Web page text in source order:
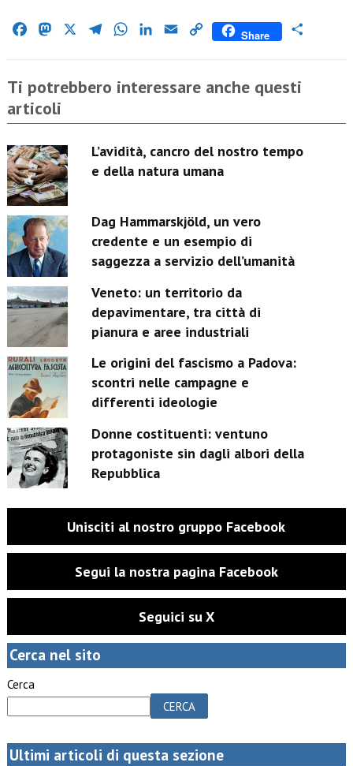
FacebookMastodon TelegramWhatsAppLinkedIn
Email Copy
Share
Ti potrebbero interessare anche questi
articoli
L’avidità, cancro del nostro tempo
e della natura umana
Dag Hammarskjöld, un vero
credente e un esempio di
saggezza a servizio dell’umanità
Veneto: un territorio da
depavimentare, tra città di
pianura e aree industriali
Le origini del fascismo a Padova:
scontri nelle campagne e
differenti ideologie
Donne costituenti: ventuno
protagoniste sin dagli albori della
Repubblica
Unisciti al nostro gruppo Facebook
Segui la nostra pagina Facebook
Seguici su X
Cerca nel sito
Cerca
CERCA
Ultimi articoli di questa sezione